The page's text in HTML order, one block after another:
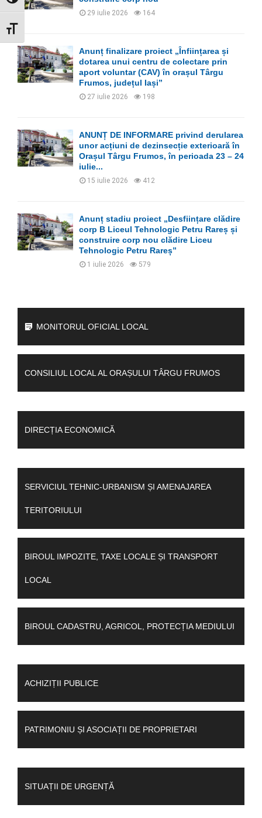
GLISOR MĂRIME FONT
29 iulie 2026 164
Anunț finalizare proiect „Înființarea și
dotarea unui centru de colectare prin
aport voluntar (CAV) în orașul Târgu
Frumos, județul Iași”
27 iulie 2026 198
ANUNȚ DE INFORMARE privind derularea
unor acțiuni de dezinsecție exterioară în
Orașul Târgu Frumos, în perioada 23 – 24
iulie...
15 iulie 2026 412
Anunț stadiu proiect „Desființare clădire
corp B Liceul Tehnologic Petru Rareș și
construire corp nou clădire Liceu
Tehnologic Petru Rareș”
1 iulie 2026 579
MONITORUL OFICIAL LOCAL
CONSILIUL LOCAL AL ORAȘULUI TÂRGU FRUMOS
DIRECȚIA ECONOMICĂ
SERVICIUL TEHNIC-URBANISM ȘI AMENAJAREA
TERITORIULUI
BIROUL IMPOZITE, TAXE LOCALE ȘI TRANSPORT
LOCAL
BIROUL CADASTRU, AGRICOL, PROTECȚIA MEDIULUI
ACHIZIȚII PUBLICE
PATRIMONIU ȘI ASOCIAȚII DE PROPRIETARI
SITUAȚII DE URGENȚĂ